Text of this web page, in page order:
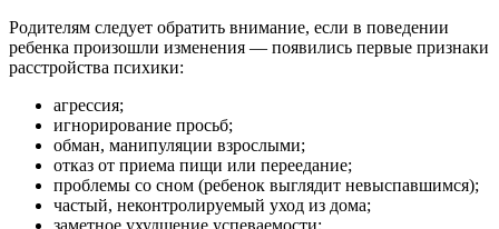
Родителям следует обратить внимание, если в поведении
ребенка произошли изменения — появились первые признаки
расстройства психики:
агрессия;
игнорирование просьб;
обман, манипуляции взрослыми;
отказ от приема пищи или переедание;
проблемы со сном (ребенок выглядит невыспавшимся);
частый, неконтролируемый уход из дома;
заметное ухудшение успеваемости;